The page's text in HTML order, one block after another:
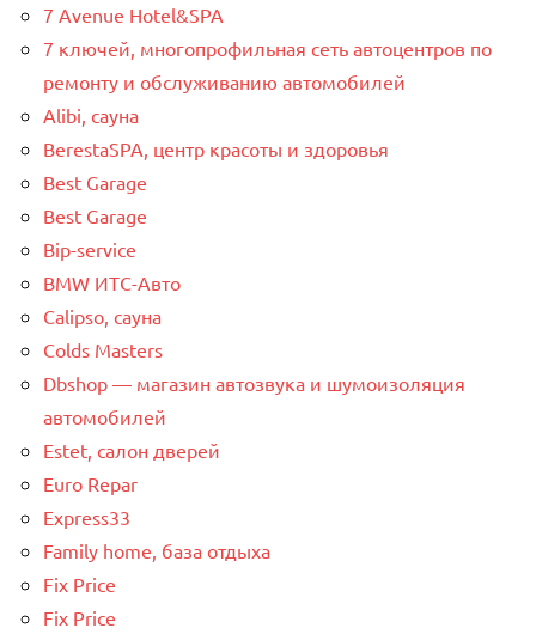
7 Avenue Hotel&SPA
7 ключей, многопрофильная сеть автоцентров по
ремонту и обслуживанию автомобилей
Alibi, сауна
BerestaSPA, центр красоты и здоровья
Best Garage
Best Garage
Bip-service
BMW ИТС-Авто
Calipso, сауна
Colds Masters
Dbshop — магазин автозвука и шумоизоляция
автомобилей
Estet, салон дверей
Euro Repar
Express33
Family home, база отдыха
Fix Price
Fix Price